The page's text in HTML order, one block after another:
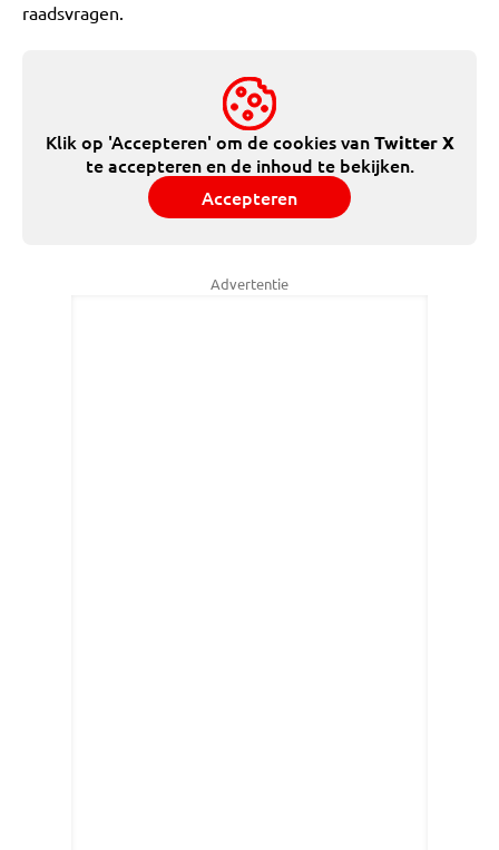
raadsvragen.
Klik op 'Accepteren' om de cookies vanTwitter X
te accepteren en de inhoud te bekijken.
Accepteren
Advertentie